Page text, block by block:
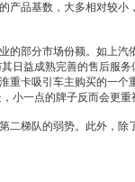
品基数，大多相对较小
的部分市场份额。如上汽
日益成熟完善的售后服
重卡吸引车主购买的一个
小一点的牌子反而会更
梯队的弱势。此外，除